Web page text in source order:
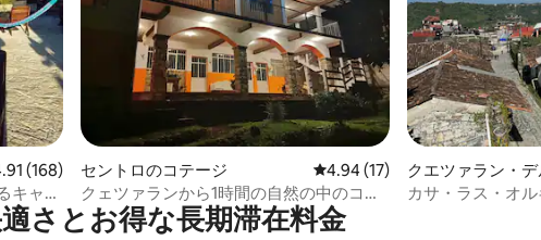
ュー168件、5つ星中4.91つ星の平均評価
(168)
キャビ
セントロのコテージ レビュー17件、5つ星中4.94つ
4.94 (17)
クェツァランから1時間の自然の中のコー
ナー
クエツァラン・デ
レソ・セントロ
カサ・ラス・オ
さ⁠とお⁠得⁠な長⁠期⁠滞⁠在料⁠金